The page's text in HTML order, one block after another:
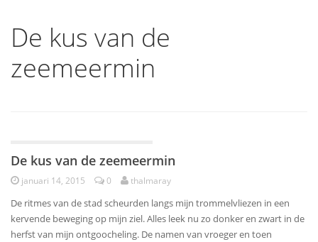
De kus van de
zeemeermin
De kus van de zeemeermin
januari 14, 2015 0 thalmaray
De ritmes van de stad scheurden langs mijn trommelvliezen in een
kervende beweging op mijn ziel. Alles leek nu zo donker en zwart in de
herfst van mijn ontgoocheling. De namen van vroeger en toen